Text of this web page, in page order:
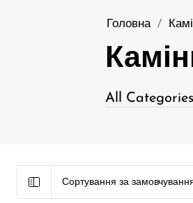
Головна /
All Categories
Біокаміни, що
Сортування за